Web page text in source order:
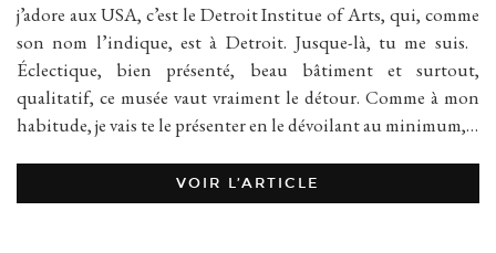
j’adore aux USA, c’est le Detroit Institue of Arts, qui, comme
son nom l’indique, est à Detroit. Jusque-là, tu me suis.
Éclectique, bien présenté, beau bâtiment et surtout,
qualitatif, ce musée vaut vraiment le détour. Comme à mon
habitude, je vais te le présenter en le dévoilant au minimum,…
VOIR L’ARTICLE